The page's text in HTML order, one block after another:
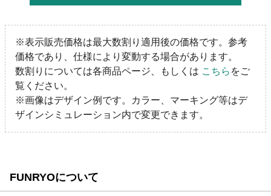
※表示販売価格は最大数割り適用後の価格です。参考
価格であり、仕様により変動する場合があります。
数割りについては各商品ページ、もしくは こちら をご
覧ください。
※画像はデザイン例です。カラー、マーキング等はデ
ザインシミュレーション内で変更できます。
FUNRYOについて